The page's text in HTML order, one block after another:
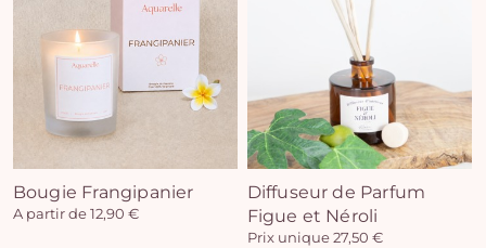
Bougie Frangipanier
A partir de 12,90 €
Diffuseur de Parfum
Figue et Néroli
Prix unique 27,50 €